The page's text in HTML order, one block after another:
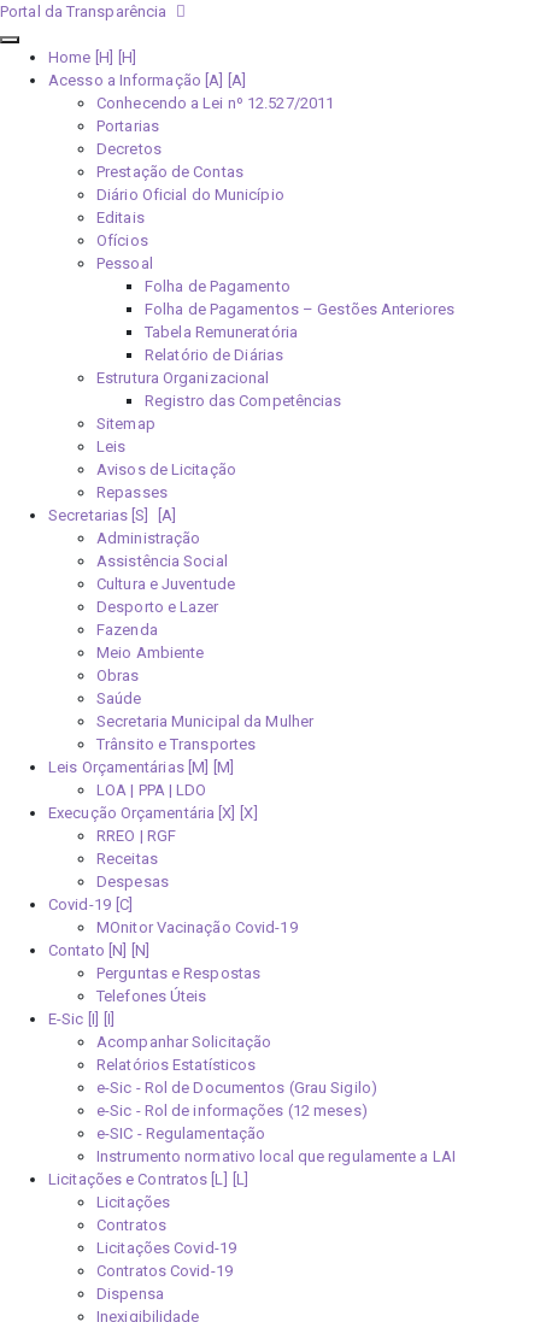
Portal da Transparência
Home [H]
Acesso a Informação [A]
Conhecendo a Lei nº 12.527/2011
Portarias
Decretos
Prestação de Contas
Diário Oficial do Município
Editais
Ofícios
Pessoal
Folha de Pagamento
Folha de Pagamentos – Gestões Anteriores
Tabela Remuneratória
Relatório de Diárias
Estrutura Organizacional
Registro das Competências
Sitemap
Leis
Avisos de Licitação
Repasses
Secretarias [S]
Administração
Assistência Social
Cultura e Juventude
Desporto e Lazer
Fazenda
Meio Ambiente
Obras
Saúde
Secretaria Municipal da Mulher
Trânsito e Transportes
Leis Orçamentárias [M]
LOA | PPA | LDO
Execução Orçamentária [X]
RREO | RGF
Receitas
Despesas
Covid-19
MOnitor Vacinação Covid-19
Contato [N]
Perguntas e Respostas
Telefones Úteis
E-Sic [I]
Acompanhar Solicitação
Relatórios Estatísticos
e-Sic - Rol de Documentos (Grau Sigilo)
e-Sic - Rol de informações (12 meses)
e-SIC - Regulamentação
Instrumento normativo local que regulamente a LAI
Licitações e Contratos [L]
Licitações
Contratos
Licitações Covid-19
Contratos Covid-19
Dispensa
Inexigibilidade